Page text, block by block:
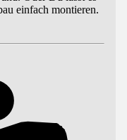
einfach montieren.